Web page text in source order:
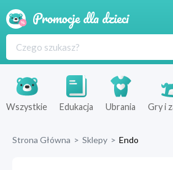
Produkty
Sklepy
Wszystkie Edukacja Ubrania Gry i
Strona Główna > Sklepy > Endo